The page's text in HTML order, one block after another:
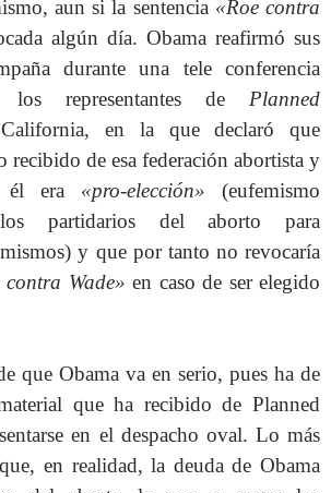
aun si la sentencia «Roe contra
algún día. Obama reafirmó sus
durante una tele conferencia
los representantes de Planned
en la que declaró que
recibido de esa federación abortista y
él era «pro-elección» (eufemismo
partidarios del aborto para
y que por tanto no revocaría
contra Wade» en caso de ser elegido
que Obama va en serio, pues ha de
que ha recibido de Planned
en el despacho oval. Lo más
en realidad, la deuda de Obama